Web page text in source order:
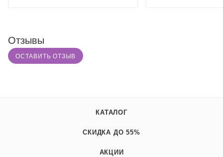
Отзывы
ОСТАВИТЬ ОТЗЫВ
КАТАЛОГ
СКИДКА ДО 55%
АКЦИИ